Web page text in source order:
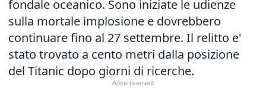
fondale oceanico. Sono iniziate le udienze
sulla mortale implosione e dovrebbero
continuare fino al 27 settembre. Il relitto e'
stato trovato a cento metri dalla posizione
del Titanic dopo giorni di ricerche.